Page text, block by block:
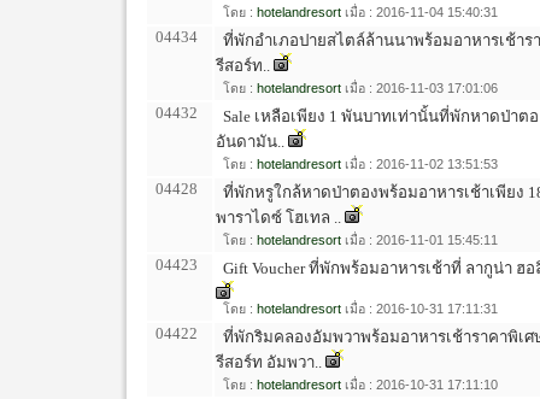
โดย : hotelandresort เมื่อ : 2016-11-04 15:40:31
04434
ที่พักอำเภอปายสไตล์ล้านนาพร้อมอาหารเช้า
รีสอร์ท..
โดย : hotelandresort เมื่อ : 2016-11-03 17:01:06
04432
Sale เหลือเพียง 1 พันบาทเท่านั้นที่พักหาดป่าต
อันดามัน..
โดย : hotelandresort เมื่อ : 2016-11-02 13:51:53
04428
ที่พักหรูใกล้หาดป่าตองพร้อมอาหารเช้าเพียง
พาราไดซ์ โฮเทล ..
โดย : hotelandresort เมื่อ : 2016-11-01 15:45:11
04423 Gift Voucher ที่พักพร้อมอาหารเช้าที่ ลากูน่า ฮ
โดย : hotelandresort เมื่อ : 2016-10-31 17:11:31
04422
ที่พักริมคลองอัมพวาพร้อมอาหารเช้าราคาพิเศ
รีสอร์ท อัมพวา..
โดย : hotelandresort เมื่อ : 2016-10-31 17:11:10